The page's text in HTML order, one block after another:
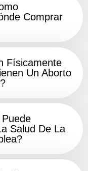
Comprar
Físicamente
Un Aborto
Salud De La